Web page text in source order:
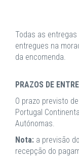
Todas as entregas
entregues na
da encomenda.
PRAZOS DE
O prazo previsto
Portugal
Autónomas.
Nota: a previsão
recepção do